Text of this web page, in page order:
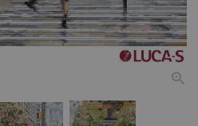
閉じる